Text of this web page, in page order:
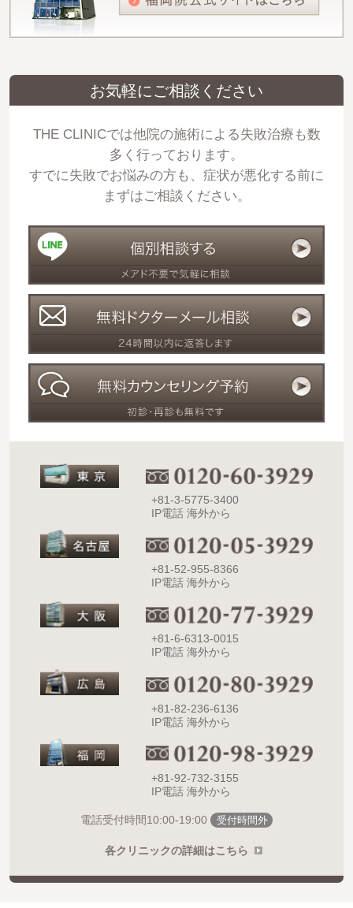
お気軽にご相談ください
THE CLINICでは他院の施術による失敗治療も数
多く行っております。
すでに失敗でお悩みの方も、症状が悪化する前に
まずはご相談ください。
+81-3-5775-3400
IP電話 海外から
+81-52-955-8366
IP電話 海外から
+81-6-6313-0015
IP電話 海外から
+81-82-236-6136
IP電話 海外から
+81-92-732-3155
IP電話 海外から
電話受付時間10:00-19:00 受付時間外
各クリニックの詳細はこちら